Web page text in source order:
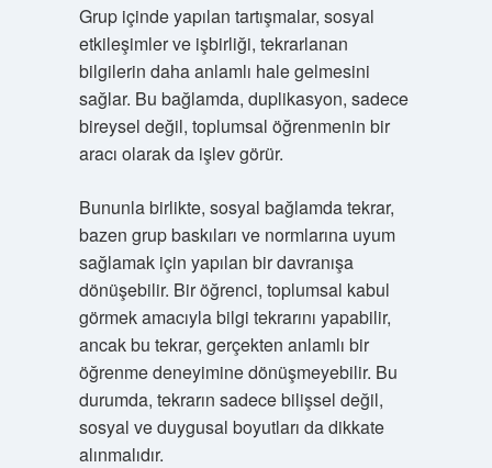
Grup içinde yapılan tartışmalar, sosyal
etkileşimler ve işbirliği, tekrarlanan
bilgilerin daha anlamlı hale gelmesini
sağlar. Bu bağlamda, duplikasyon, sadece
bireysel değil, toplumsal öğrenmenin bir
aracı olarak da işlev görür.
Bununla birlikte, sosyal bağlamda tekrar,
bazen grup baskıları ve normlarına uyum
sağlamak için yapılan bir davranışa
dönüşebilir. Bir öğrenci, toplumsal kabul
görmek amacıyla bilgi tekrarını yapabilir,
ancak bu tekrar, gerçekten anlamlı bir
öğrenme deneyimine dönüşmeyebilir. Bu
durumda, tekrarın sadece bilişsel değil,
sosyal ve duygusal boyutları da dikkate
alınmalıdır.